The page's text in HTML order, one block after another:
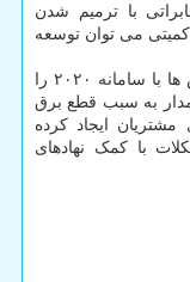
با ترمیم شدن
می توان توسعه
مهندس بیدخام یکی از دلیلهای افزایش تماس ها با سامانه ۲۰۲۰ را
به سبب قطع برق
ایجاد کرده
با کمک نهادهای